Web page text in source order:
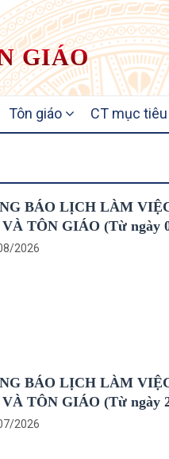
GIÁO
Tôn giáo CT mục
BÁO LỊCH LÀM
TÔN GIÁO (Từ ngày
2026
BÁO LỊCH LÀM
TÔN GIÁO (Từ ngày
2026